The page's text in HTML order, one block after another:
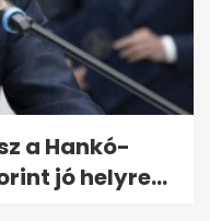
a Hankó-
jó helyre...